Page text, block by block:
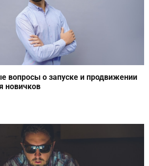
вопросы о запуске и продвижении
новичков